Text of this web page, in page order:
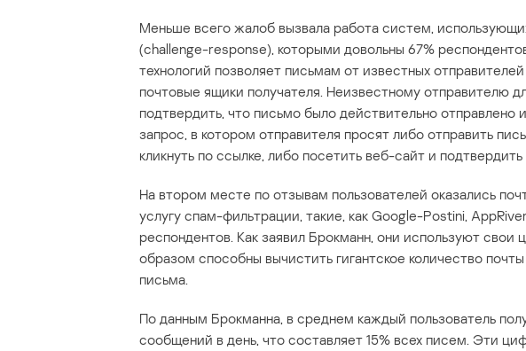
Меньше всего жалоб вызвала работа систем,
(challenge-response), которыми довольны 67%
технологий позволяет письмам от известных
почтовые ящики получателя. Неизвестному отправителю
подтвердить, что письмо было действительно отправлено
запрос, в котором отправителя просят либо отправить
кликнуть по ссылке, либо посетить веб-сайт и
На втором месте по отзывам пользователей оказались
услугу спам-фильтрации, такие, как Google-Postini,
респондентов. Как заявил Брокманн, они используют свои
образом способны вычистить гигантское количество
письма.
По данным Брокманна, в среднем каждый пользователь
сообщений в день, что составляет 15% всех писем. Эти